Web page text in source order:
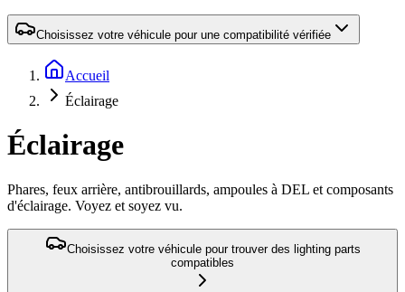
Choisissez votre véhicule pour une compatibilité vérifiée
Accueil
Éclairage
Éclairage
Phares, feux arrière, antibrouillards, ampoules à DEL et composants
d'éclairage. Voyez et soyez vu.
Choisissez votre véhicule pour trouver des lighting parts
compatibles